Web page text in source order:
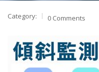
Category: 0 Comments